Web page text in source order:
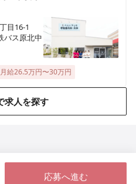
目16-1
バス原北中
月給26.5万円〜30万円
求人を探す
応募へ進む